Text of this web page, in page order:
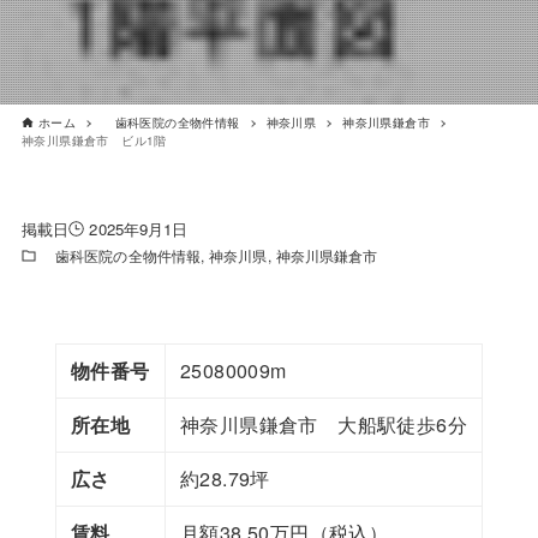
ホーム 歯科医院の全物件情報 神奈川県
神奈川県鎌倉市
神奈川県鎌倉市 ビル1階
2025年9月1日
歯科医院の全物件情報 神奈川県 神奈川県鎌倉市
物件番号
25080009m
所在地
神奈川県鎌倉市 大船駅徒歩6分
広さ
約28.79坪